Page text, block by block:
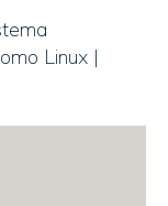
Linux |